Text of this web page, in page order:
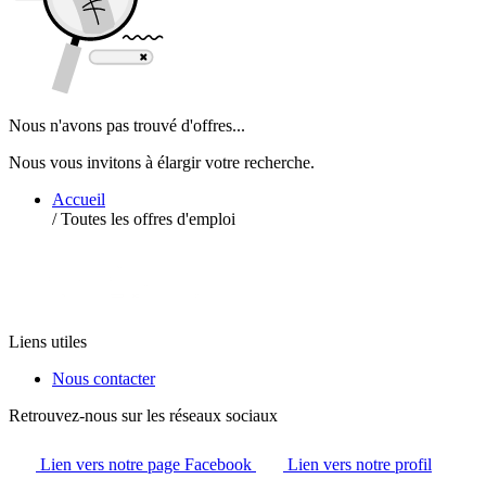
Nous n'avons pas trouvé d'offres...
Nous vous invitons à élargir votre recherche.
Accueil
/ Toutes les offres d'emploi
Liens utiles
Nous contacter
Retrouvez-nous sur les réseaux sociaux
Lien vers notre page Facebook Lien vers notre profil